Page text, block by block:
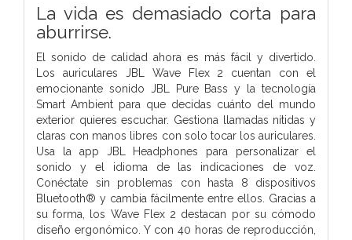
La vida es demasiado corta para
aburrirse.
El sonido de calidad ahora es más fácil y divertido.
Los auriculares JBL Wave Flex 2 cuentan con el
emocionante sonido JBL Pure Bass y la tecnología
Smart Ambient para que decidas cuánto del mundo
exterior quieres escuchar. Gestiona llamadas nítidas y
claras con manos libres con solo tocar los auriculares.
Usa la app JBL Headphones para personalizar el
sonido y el idioma de las indicaciones de voz.
Conéctate sin problemas con hasta 8 dispositivos
Bluetooth® y cambia fácilmente entre ellos. Gracias a
su forma, los Wave Flex 2 destacan por su cómodo
diseño ergonómico. Y con 40 horas de reproducción,